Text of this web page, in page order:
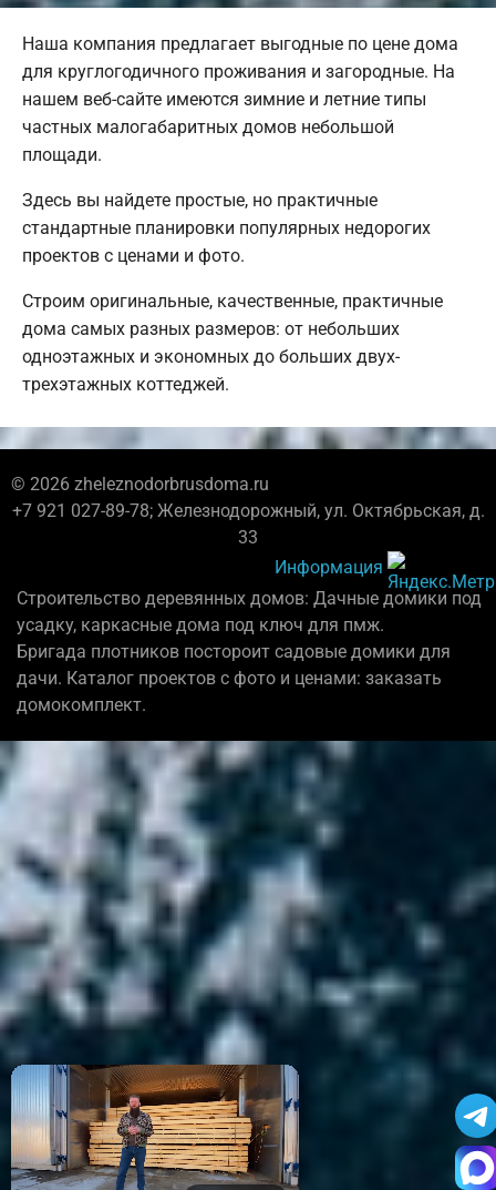
Наша компания предлагает выгодные по цене дома
для круглогодичного проживания и загородные. На
нашем веб-сайте имеются зимние и летние типы
частных малогабаритных домов небольшой
площади.
Здесь вы найдете простые, но практичные
стандартные планировки популярных недорогих
проектов с ценами и фото.
Строим оригинальные, качественные, практичные
дома самых разных размеров: от небольших
одноэтажных и экономных до больших двух-
трехэтажных коттеджей.
© 2026 zheleznodorbrusdoma.ru
+7 921 027-89-78; Железнодорожный, ул. Октябрьская, д.
33
Информация
Строительство деревянных домов: Дачные домики под
усадку, каркасные дома под ключ для пмж.
Бригада плотников постороит садовые домики для
дачи. Каталог проектов с фото и ценами: заказать
домокомплект.